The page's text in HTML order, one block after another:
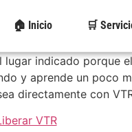
🏠 Inicio 🛒
lugar indicado porque
y aprende un poco
directamente con
VTR